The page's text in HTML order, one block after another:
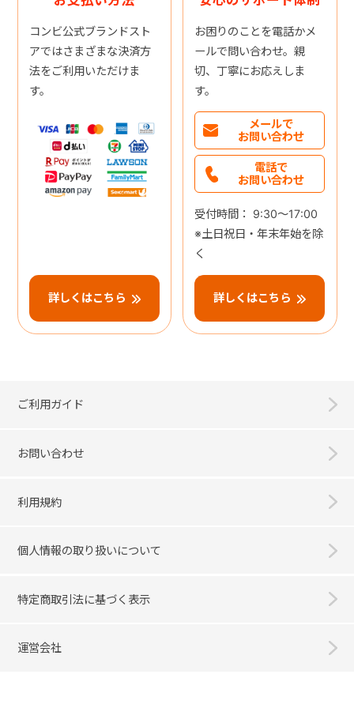
コンビ公式ブランドスト
アではさまざまな決済方
法をご利用いただけま
す。
詳しくはこちら
お困りのことを電話かメ
ールで問い合わせ。親
切、丁寧にお応えしま
す。
メールで
お問い合わせ
電話で
お問い合わせ
受付時間： 9:30～17:00
※土日祝日・年末年始を除
く
詳しくはこちら
ご利用ガイド
お問い合わせ
利用規約
個人情報の取り扱いについて
特定商取引法に基づく表示
運営会社